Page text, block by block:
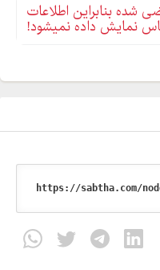
شده بنابراین اطلاعات
نمایش داده نمیشود!